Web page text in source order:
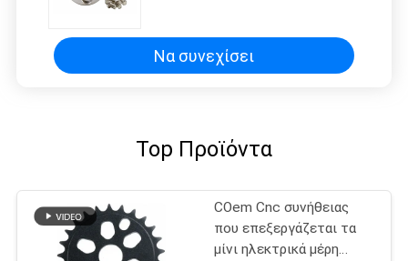
Να συνεχίσει
Top Προϊόντα
COem Cnc συνήθειας
που επεξεργάζεται τα
μίνι ηλεκτρικά μέρη